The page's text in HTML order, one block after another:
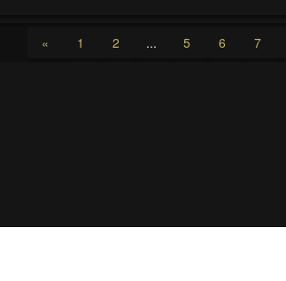
« 1 2 ... 5 6 7